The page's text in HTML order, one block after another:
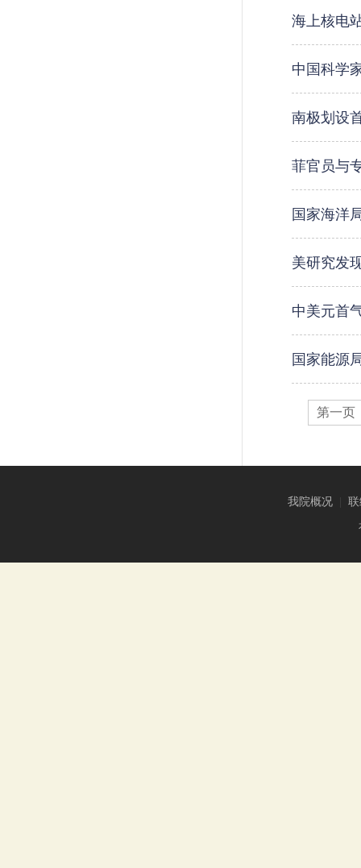
海上核电
中国科学
南极划设
菲官员与
国家海洋
美研究发
中美元首
国家能源
第一页
我院概况